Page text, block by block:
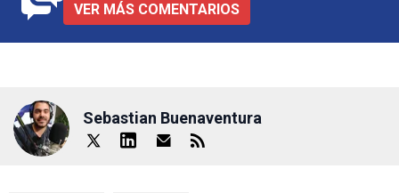
VER MÁS COMENTARIOS
Sebastian Buenaventura